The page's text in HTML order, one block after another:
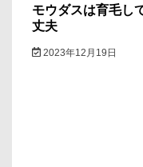
モウダスは育毛し
丈夫
2023年12月19日